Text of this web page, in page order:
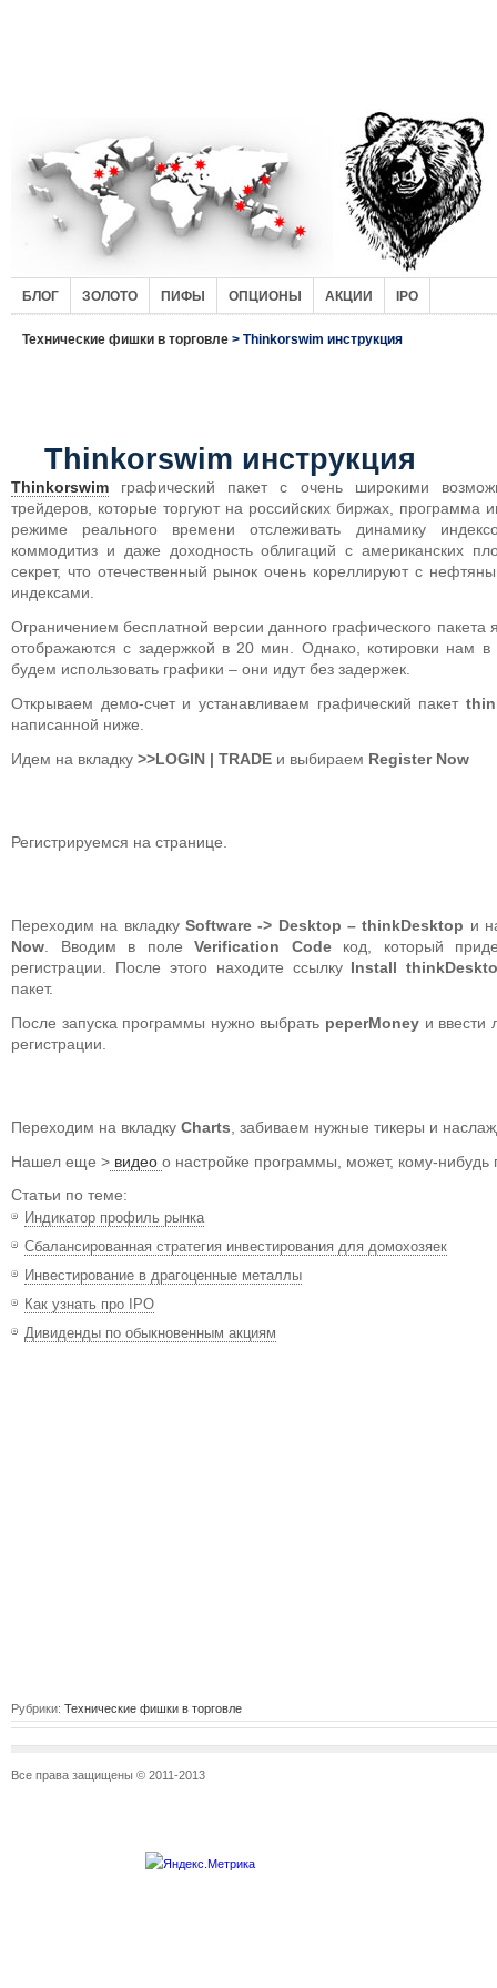
БЛОГ ЗОЛОТО ПИФЫ ОПЦИОНЫ АКЦИИ IPO
Технические фишки в торговле > Thinkorswim инструкция
Thinkorswim инструкция
Thinkorswim графический пакет с очень широкими
трейдеров, которые торгуют на российских биржах, программа
режиме реального времени отслеживать динамику
коммодитиз и даже доходность облигаций с американских
секрет, что отечественный рынок очень кореллируют с
индексами.
Ограничением бесплатной версии данного графического пакета
отображаются с задержкой в 20 мин. Однако, котировки нам
будем использовать графики – они идут без задержек.
Открываем демо-счет и устанавливаем графический пакет
написанной ниже.
Идем на вкладку >>LOGIN | TRADE и выбираем Register Now
Регистрируемся на странице.
Переходим на вкладку Software -> Desktop – thinkDesktop и
Now . Вводим в поле Verification Codeкод, который
регистрации. После этого находите ссылкуInstall
пакет.
После запуска программы нужно выбрать peperMoneyи ввести
регистрации.
Переходим на вкладку Charts , забиваем нужные тикеры и
Нашел еще > видео о настройке программы, может, кому-нибудь
Статьи по теме:
Индикатор профиль рынка
Сбалансированная стратегия инвестирования для домохозяек
Инвестирование в драгоценные металлы
Как узнать про IPO
Дивиденды по обыкновенным акциям
Рубрики: Технические фишки в торговле
Все права защищены © 2011-2013